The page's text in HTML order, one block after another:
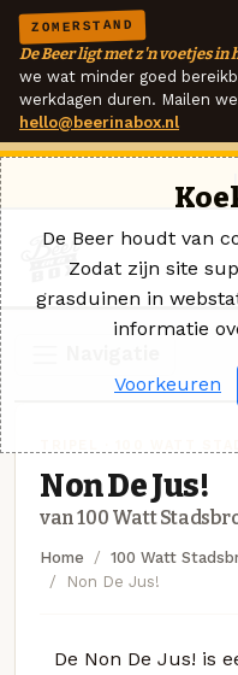
ZOMERSTAND
De Beer ligt met z'n voetjes in
we wat minder goed
werkdagen duren. Mailen
hello@beerinabox.nl
Non De Jus!
van 100 Watt
Home
100 Watt
Non De Jus!
De Non De Jus! is
De Beer houdt van
Zodat zijn site
grasduinen in
informatie
Voorkeuren